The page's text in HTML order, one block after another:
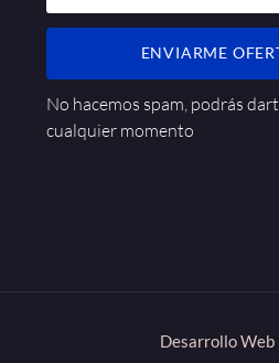
ENVIARME
No hacemos spam, podrás
cualquier momento
Desarrollo Web